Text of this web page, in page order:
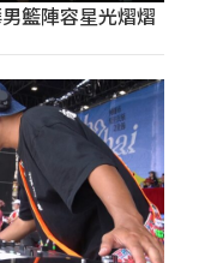
籃陣容星光熠熠